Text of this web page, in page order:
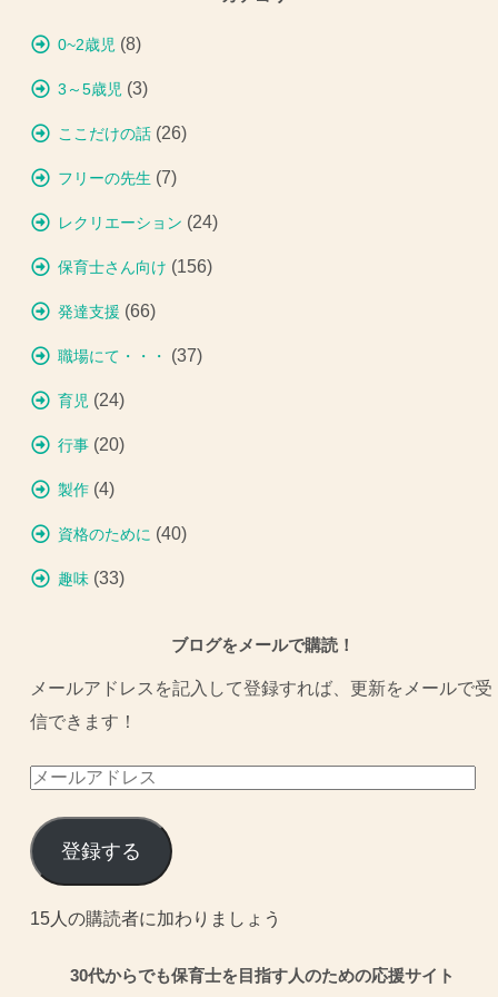
0~2歳児 (8)
3～5歳児 (3)
ここだけの話 (26)
フリーの先生 (7)
レクリエーション (24)
保育士さん向け (156)
発達支援 (66)
職場にて・・・ (37)
育児 (24)
行事 (20)
製作 (4)
資格のために (40)
趣味 (33)
ブログをメールで購読！
メールアドレスを記入して登録すれば、更新をメールで受
信できます！
メ
ル
ア
ド
登録する
15人の購読者に加わりましょう
30代からでも保育士を目指す人のための応援サイト